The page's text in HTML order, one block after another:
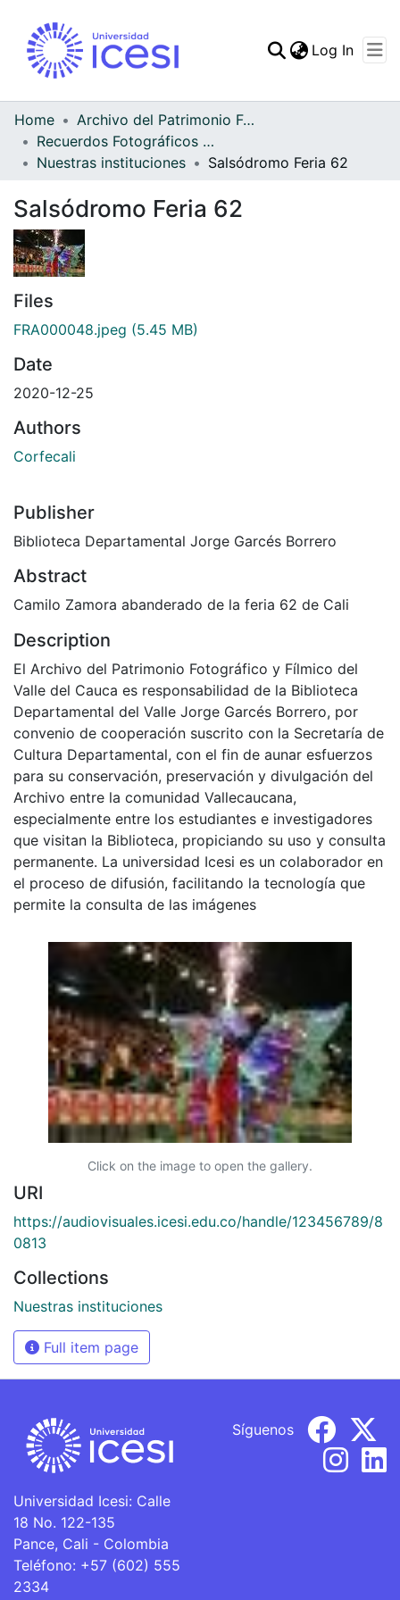
Log In
Home
Archivo del Patrimonio Fotográfico y Fílmico del Valle del Cauca
Recuerdos Fotográficos Vallecaucanos
Nuestras instituciones
Salsódromo Feria 62
Salsódromo Feria 62
Files
FRA000048.jpeg (5.45 MB)
Date
2020-12-25
Authors
Corfecali
Publisher
Biblioteca Departamental Jorge Garcés Borrero
Abstract
Camilo Zamora abanderado de la feria 62 de Cali
Description
El Archivo del Patrimonio Fotográfico y Fílmico del
Valle del Cauca es responsabilidad de la Biblioteca
Departamental del Valle Jorge Garcés Borrero, por
convenio de cooperación suscrito con la Secretaría de
Cultura Departamental, con el fin de aunar esfuerzos
para su conservación, preservación y divulgación del
Archivo entre la comunidad Vallecaucana,
especialmente entre los estudiantes e investigadores
que visitan la Biblioteca, propiciando su uso y consulta
permanente. La universidad Icesi es un colaborador en
el proceso de difusión, facilitando la tecnología que
permite la consulta de las imágenes
Click on the image to open the gallery.
URI
https://audiovisuales.icesi.edu.co/handle/123456789/8
0813
Collections
Nuestras instituciones
Full item page
Universidad Icesi: Calle
18 No. 122-135
Pance, Cali - Colombia
Teléfono: +57 (602) 555
2334
Síguenos